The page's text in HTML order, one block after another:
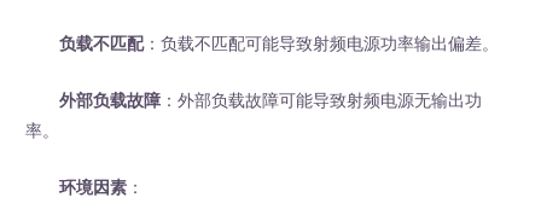
负载不匹配：负载不匹配可能导致射频电源功率输出偏差。
外部负载故障 ：外部负载故障可能导致射频电源无输出功
率。
环境因素 ：